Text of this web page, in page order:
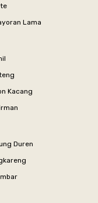
Lama
Kacang
Duren